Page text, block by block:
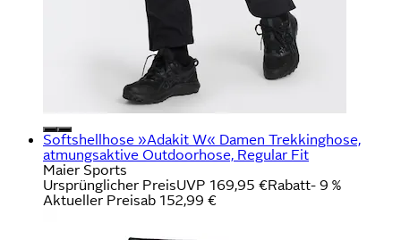
Softshellhose »Adakit W« Damen Trekkinghose,
atmungsaktive Outdoorhose, Regular Fit
Maier Sports
Ursprünglicher PreisUVP 169,95 €Rabatt- 9 %
Aktueller Preisab 152,99 €